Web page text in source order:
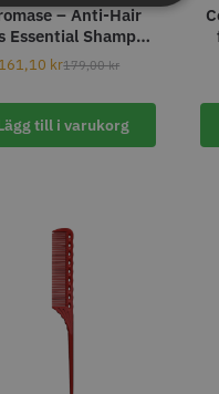
– Anti-Hair
Essential Shampoo
– 90 ml
161,10 kr179,00kr
till i varukorg
kr